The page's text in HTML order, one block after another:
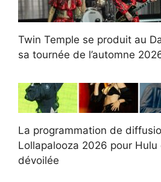
Twin Temple se produit au
sa tournée de l’automne
La programmation de
Lollapalooza 2026 pour Hulu
dévoilée